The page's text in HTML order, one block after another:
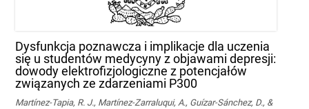
Dysfunkcja poznawcza i implikacje dla uczenia
się u studentów medycyny z objawami depresji:
dowody elektrofizjologiczne z potencjałów
związanych ze zdarzeniami P300
Martínez-Tapia, R. J., Martínez-Zarraluqui, A., Guízar-Sánchez, D., &